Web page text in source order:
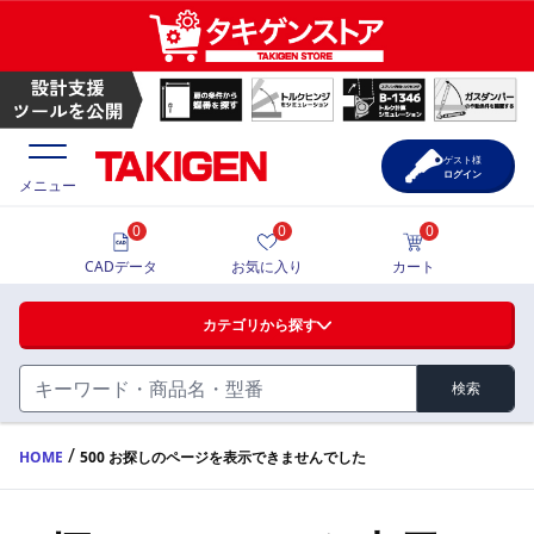
ハンドル・取手・つまみ・周辺機器
FA・A
蝶番・ステー・周辺機器
価格一覧
製品カタログ
メニュー
カテゴリから探す
検索
0
CADデータ
0
お気に入り
0
カート
ゲスト様
ログイン
HOME / 500 お探しのページを表示できませんでした